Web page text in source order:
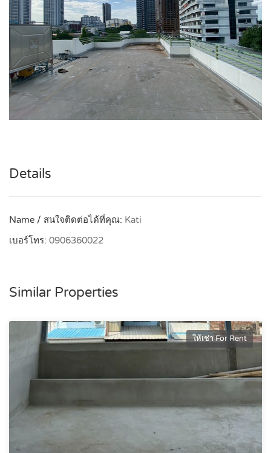
Details
Name / สนใจติดต่อได้ที่คุณ: Kati
เบอร์โทร: 0906360022
Similar Properties
ให้เช่า For Rent